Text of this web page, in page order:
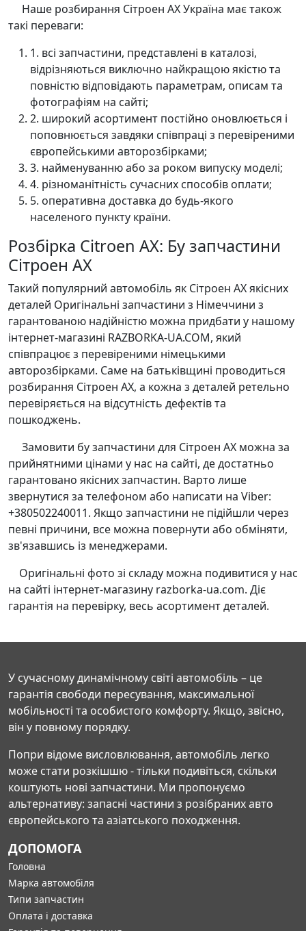
Наше розбирання Сітроен AХ Україна має також
такі переваги:
1. всі запчастини, представлені в каталозі,
відрізняються виключно найкращою якістю та
повністю відповідають параметрам, описам та
фотографіям на сайті;
2. широкий асортимент постійно оновлюється і
поповнюється завдяки співпраці з перевіреними
європейськими авторозбірками;
3. найменуванню або за роком випуску моделі;
4. різноманітність сучасних способів оплати;
5. оперативна доставка до будь-якого
населеного пункту країни.
Розбірка Citroen AX: Бу запчастини
Сітроен AХ
Такий популярний автомобіль як Сітроен AХ якісних
деталей Оригінальні запчастини з Німеччини з
гарантованою надійністю можна придбати у нашому
інтернет-магазині RAZBORKA-UA.COM, який
співпрацює з перевіреними німецькими
авторозбірками. Саме на батьківщині проводиться
розбирання Сітроен AХ, а кожна з деталей ретельно
перевіряється на відсутність дефектів та
пошкоджень.
Замовити бу запчастини для Сітроен AХ можна за
прийнятними цінами у нас на сайті, де достатньо
гарантовано якісних запчастин. Варто лише
звернутися за телефоном або написати на Viber:
+380502240011. Якщо запчастини не підійшли через
певні причини, все можна повернути або обміняти,
зв'язавшись із менеджерами.
Оригінальні фото зі складу можна подивитися у нас
на сайті інтернет-магазину razborka-ua.com. Діє
гарантія на перевірку, весь асортимент деталей.
У сучасному динамічному світі автомобіль – це
гарантія свободи пересування, максимальної
мобільності та особистого комфорту. Якщо, звісно,
він у повному порядку.
Попри відоме висловлювання, автомобіль легко
може стати розкішшю - тільки подивіться, скільки
коштують нові запчастини. Ми пропонуємо
альтернативу: запасні частини з розібраних авто
європейського та азіатського походження.
ДОПОМОГА
Головна
Марка автомобіля
Типи запчастин
Оплата і доставка